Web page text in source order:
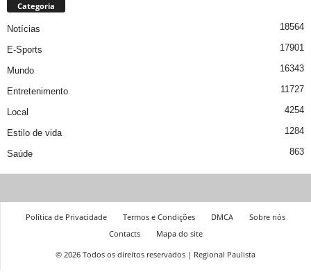
Categoria
Notícias 18564
E-Sports 17901
Mundo 16343
Entretenimento 11727
Local 4254
Estilo de vida 1284
Saúde 863
Política de Privacidade Termos e Condições DMCA
Sobre nós
Contacts
Mapa do site
© 2026 Todos os direitos reservados | Regional Paulista